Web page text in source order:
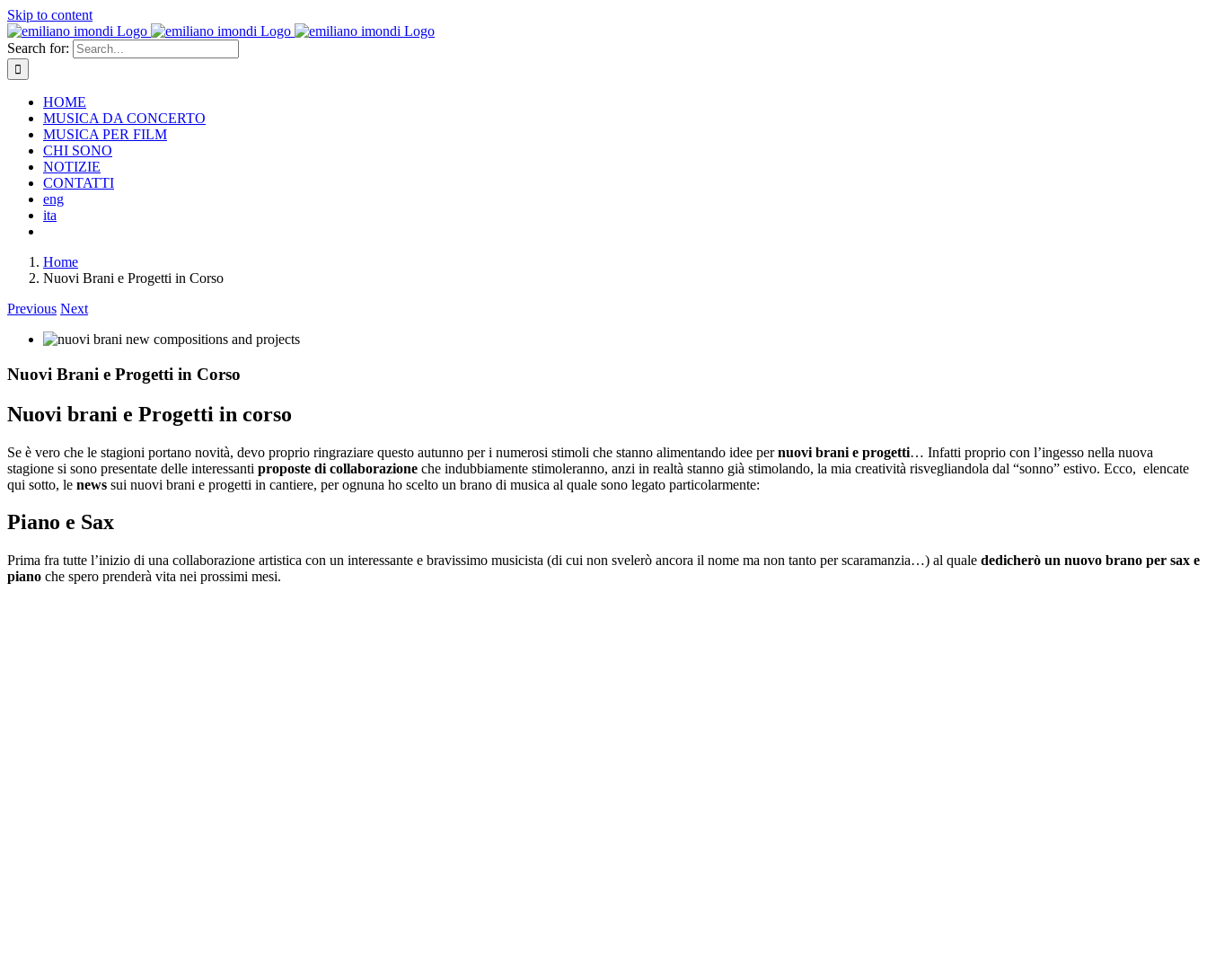
Skip to content
Search for:
HOME
MUSICA DA CONCERTO
MUSICA PER FILM
CHI SONO
NOTIZIE
CONTATTI
eng
ita
Home
Nuovi Brani e Progetti in Corso
Previous Next
Nuovi Brani e Progetti in Corso
Nuovi brani e Progetti in corso
Se è vero che le stagioni portano novità, devo proprio ringraziare questo autunno per i numerosi stimoli che stanno alimentando idee pernuovi brani e progetti… Infatti proprio con l’ingesso nella nuova
stagione si sono presentate delle interessanti proposte di collaborazione che indubbiamente stimoleranno, anzi in realtà stanno già stimolando, la mia creatività risvegliandola dal “sonno” estivo. Ecco, elencate
qui sotto, le news sui nuovi brani e progetti in cantiere, per ognuna ho scelto un brano di musica al quale sono legato particolarmente:
Piano e Sax
Prima fra tutte l’inizio di una collaborazione artistica con un interessante e bravissimo musicista (di cui non svelerò ancora il nome ma non tanto per scaramanzia…) al quale dedicherò un nuovo brano per sax e
piano che spero prenderà vita nei prossimi mesi.